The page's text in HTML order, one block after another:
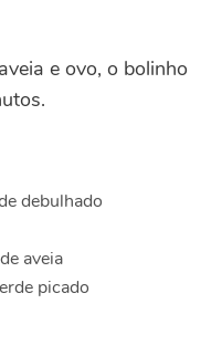
e ovo, o bolinho
debulhado
aveia
picado